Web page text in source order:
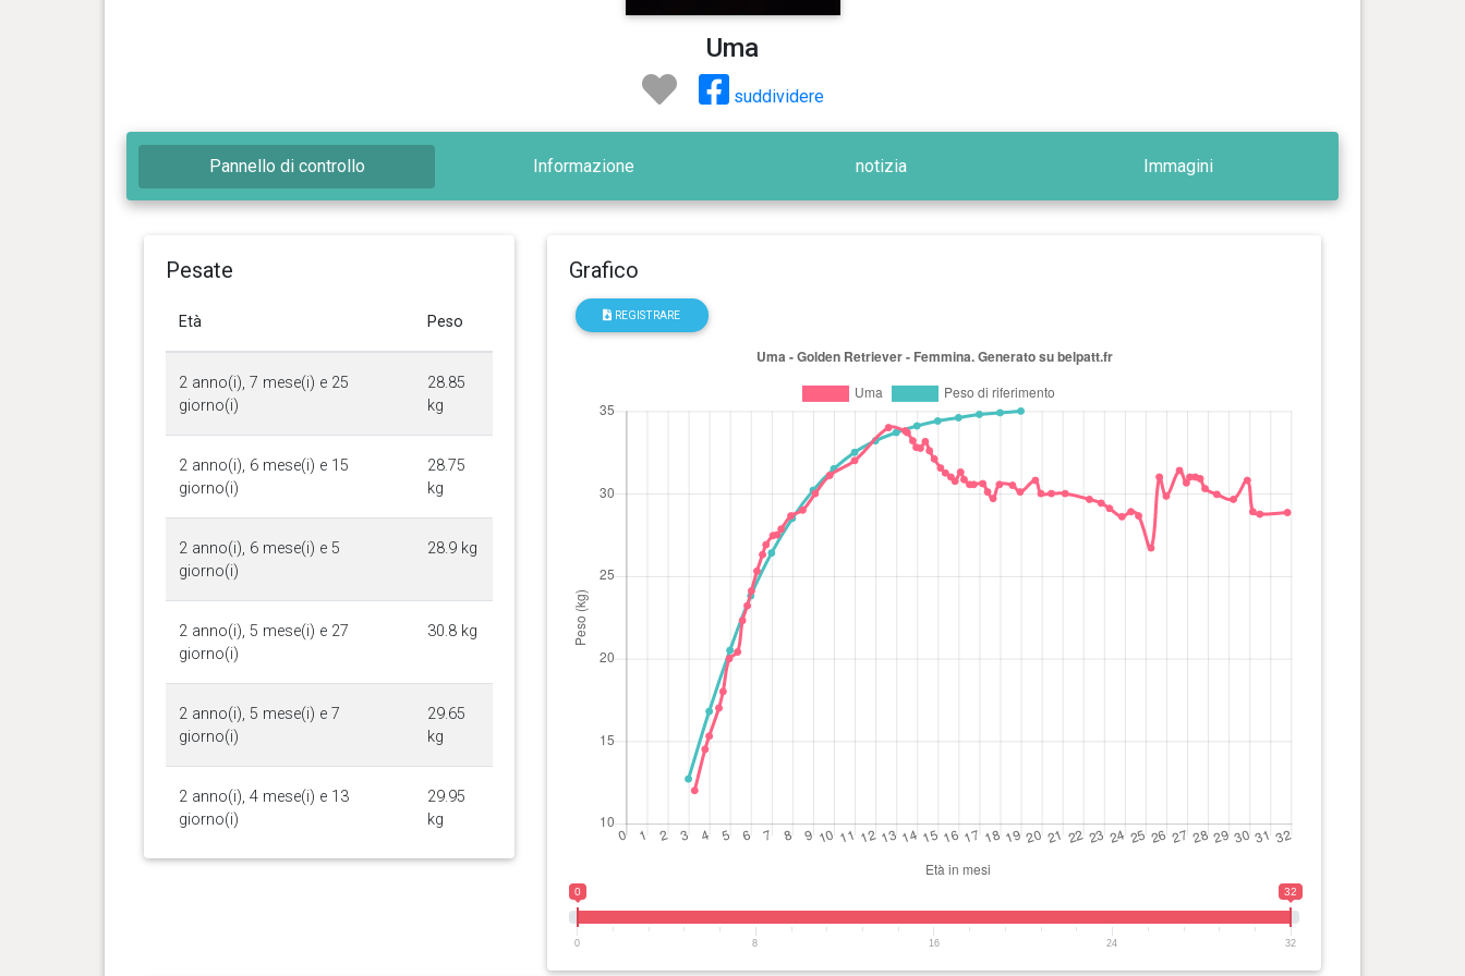
Uma
suddividere
Pannello di controllo Informazione notizia Immagini
Pesate
Età Peso
2 anno(i), 7 mese(i) e 25
giorno(i)
28.85
kg
2 anno(i), 6 mese(i) e 15
giorno(i)
28.75
kg
2 anno(i), 6 mese(i) e 5
giorno(i)
28.9 kg
2 anno(i), 5 mese(i) e 27
giorno(i)
30.8 kg
2 anno(i), 5 mese(i) e 7
giorno(i)
29.65
kg
2 anno(i), 4 mese(i) e 13
giorno(i)
29.95
kg
Grafico
REGISTRARE
0 32
0 8 16 24 32